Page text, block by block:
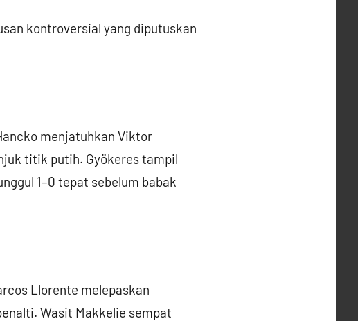
kontroversial yang diputuskan
menjatuhkan Viktor
titik putih. Gyökeres tampil
1–0 tepat sebelum babak
Llorente melepaskan
Wasit Makkelie sempat